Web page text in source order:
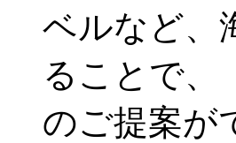
ベルなど、
ることで、
のご提案が